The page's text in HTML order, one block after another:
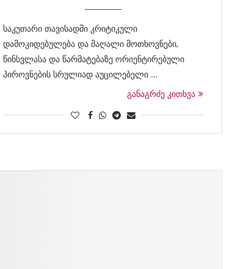
საკუთარი თავისადმი კრიტიკული
დამოკიდებულება და მაღალი მოთხოვნები,
წინსვლასა და წარმატებაზე ორიენტირებული
პიროვნების სრულიად აუცილებელი …
განაგრძე კითხვა